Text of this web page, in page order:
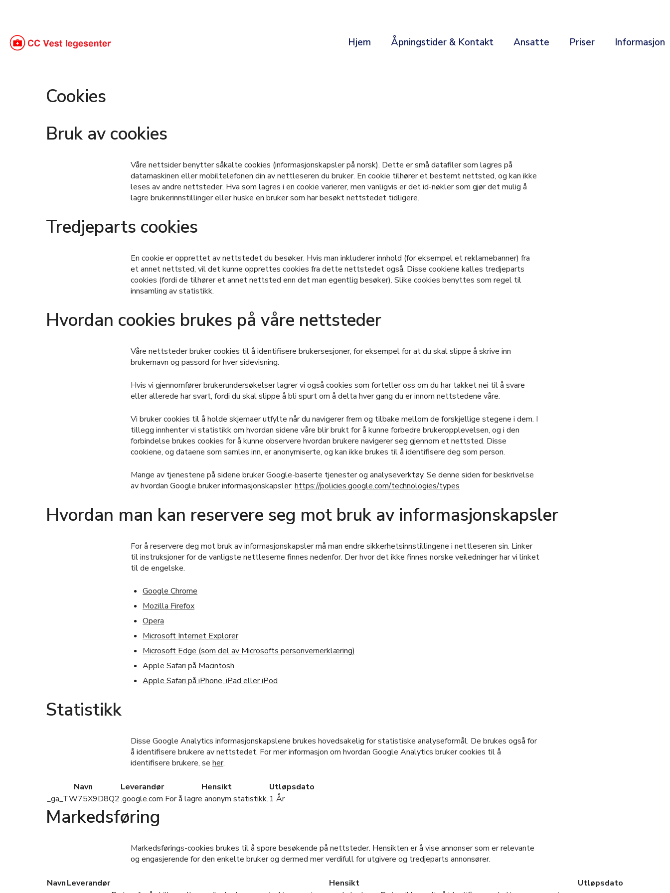
Hjem Åpningstider & Kontakt Ansatte Priser Informasjon
Cookies
Bruk av cookies
Våre nettsider benytter såkalte cookies (informasjonskapsler på norsk). Dette er små datafiler som lagres på
datamaskinen eller mobiltelefonen din av nettleseren du bruker. En cookie tilhører et bestemt nettsted, og kan ikke
leses av andre nettsteder. Hva som lagres i en cookie varierer, men vanligvis er det id-nøkler som gjør det mulig å
lagre brukerinnstillinger eller huske en bruker som har besøkt nettstedet tidligere.
Tredjeparts cookies
En cookie er opprettet av nettstedet du besøker. Hvis man inkluderer innhold (for eksempel et reklamebanner) fra
et annet nettsted, vil det kunne opprettes cookies fra dette nettstedet også. Disse cookiene kalles tredjeparts
cookies (fordi de tilhører et annet nettsted enn det man egentlig besøker). Slike cookies benyttes som regel til
innsamling av statistikk.
Hvordan cookies brukes på våre nettsteder
Våre nettsteder bruker cookies til å identifisere brukersesjoner, for eksempel for at du skal slippe å skrive inn
brukernavn og passord for hver sidevisning.
Hvis vi gjennomfører brukerundersøkelser lagrer vi også cookies som forteller oss om du har takket nei til å svare
eller allerede har svart, fordi du skal slippe å bli spurt om å delta hver gang du er innom nettstedene våre.
Vi bruker cookies til å holde skjemaer utfylte når du navigerer frem og tilbake mellom de forskjellige stegene i dem. I
tillegg innhenter vi statistikk om hvordan sidene våre blir brukt for å kunne forbedre brukeropplevelsen, og i den
forbindelse brukes cookies for å kunne observere hvordan brukere navigerer seg gjennom et nettsted. Disse
cookiene, og dataene som samles inn, er anonymiserte, og kan ikke brukes til å identifisere deg som person.
Mange av tjenestene på sidene bruker Google-baserte tjenester og analyseverktøy. Se denne siden for beskrivelse
av hvordan Google bruker informasjonskapsler: https://policies.google.com/technologies/types
Hvordan man kan reservere seg mot bruk av informasjonskapsler
For å reservere deg mot bruk av informasjonskapsler må man endre sikkerhetsinnstillingene i nettleseren sin. Linker
til instruksjoner for de vanligste nettleserne finnes nedenfor. Der hvor det ikke finnes norske veiledninger har vi linket
til de engelske.
Google Chrome
Mozilla Firefox
Opera
Microsoft Internet Explorer
Microsoft Edge (som del av Microsofts personvernerklæring)
Apple Safari på Macintosh
Apple Safari på iPhone, iPad eller iPod
Statistikk
Disse Google Analytics informasjonskapslene brukes hovedsakelig for statistiske analyseformål. De brukes også for
å identifisere brukere av nettstedet. For mer informasjon om hvordan Google Analytics bruker cookies til å
identifisere brukere, se her.
Navn Leverandør Hensikt
Utløpsdato
_ga_TW75X9D8Q2.google.com For å lagre anonym statistikk. 1 År
Markedsføring
Markedsførings-cookies brukes til å spore besøkende på nettsteder. Hensikten er å vise annonser som er relevante
og engasjerende for den enkelte bruker og dermed mer verdifull for utgivere og tredjeparts annonsører.
NavnLeverandør Hensikt
Utløpsdato